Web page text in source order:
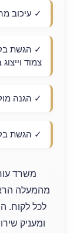
✓ עיכוב
✓ הגשת
צמוד
✓ הגנה
✓ הגשת
משרד
מהמעלה
לכל לקוח.
ומעניק